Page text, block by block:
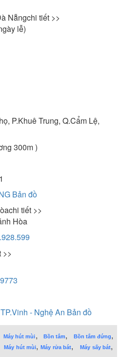
Nẵngchi tiết >>
lễ)
P.Khuê Trung, Q.Cẩm Lệ,
300m )
Bản đồ
chi tiết >>
Hòa
>>
- Nghệ An Bản đồ
Máy hút mùi, Bồn tắm, Bồn tắm đứng,
Máy hút mùi,Máy rửa bát,Máy sấy bát,